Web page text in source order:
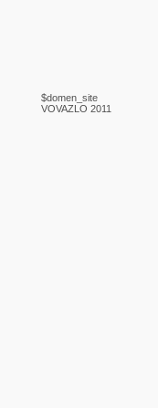
$domen_site
VOVAZLO 2011